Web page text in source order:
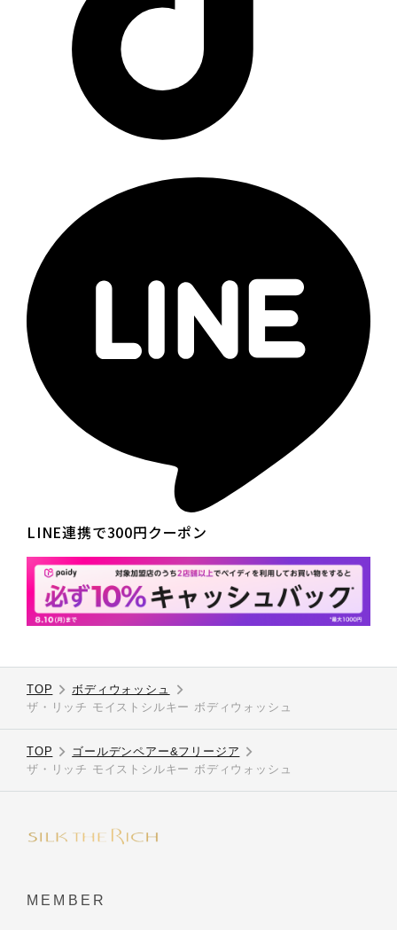
LINE連携で300円クーポン
TOP
ボディウォッシュ
ザ・リッチ モイストシルキー ボディウォッシュ
TOP
ゴールデンペアー&フリージア
ザ・リッチ モイストシルキー ボディウォッシュ
MEMBER